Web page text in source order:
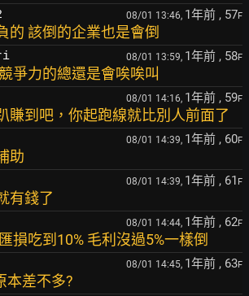
08/01 13:46, 1年前 , 57F
的 該倒的企業也是會倒
08/01 13:59, 1年前 , 58F
爭力的總還是會唉唉叫
08/01 14:16, 1年前 , 59F
賺到吧，你起跑線就比別人前面了
08/01 14:39, 1年前 , 60F
助
08/01 14:39, 1年前 , 61 F
有錢了
08/01 14:44, 1年前 , 62F
損吃到10% 毛利沒過5%一樣倒
08/01 14:45, 1年前 , 63F
本差不多?